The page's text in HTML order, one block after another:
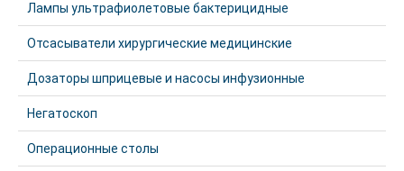
Лампы ультрафиолетовые бактерицидные
Отсасыватели хирургические медицинские
Дозаторы шприцевые и насосы инфузионные
Негатоскоп
Операционные столы